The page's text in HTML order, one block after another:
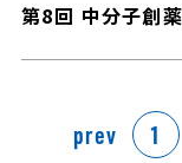
第8回 中分子創
prev 1